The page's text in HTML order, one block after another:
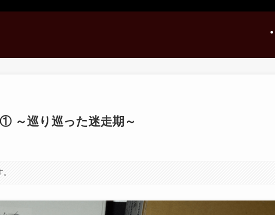
～巡り巡った迷走期～